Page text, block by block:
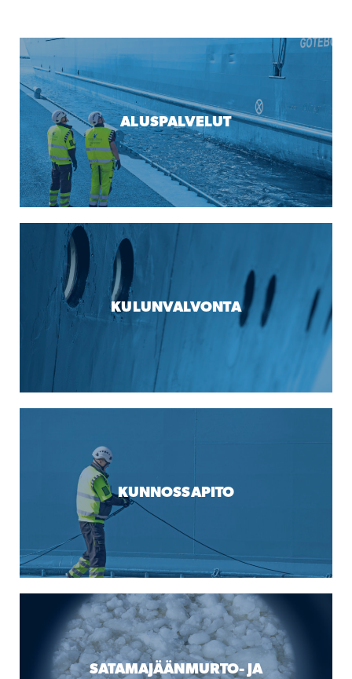
ALUSPALVELUT
KULUNVALVONTA
KUNNOSSAPITO
SATAMAJÄÄNMURTO- JA